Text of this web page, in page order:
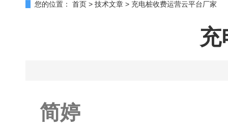
您的位置： 首页 > 技术文章 > 充电桩收费运营云平台厂家
充
简婷